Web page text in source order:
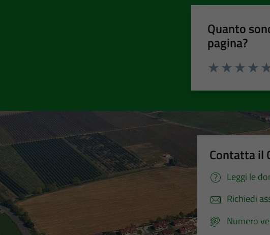
Quanto
pagina?
Contatta il
Leggi le
Richiedi
Numero